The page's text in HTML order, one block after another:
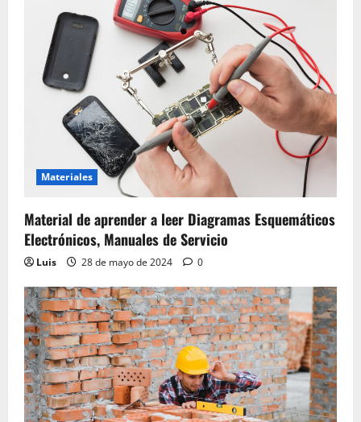
Materiales
Material de aprender a leer Diagramas Esquemáticos
Electrónicos, Manuales de Servicio
Luis 28 de mayo de 2024 0